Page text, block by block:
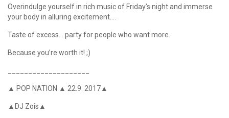
Overindulge yourself in rich music of Friday’s night and immerse
your body in alluring excitement….
Taste of excess….party for people who want more.
Because you’re worth it! ;)
▲ POP NATION ▲ 22.9. 2017▲
▲DJ Zois▲